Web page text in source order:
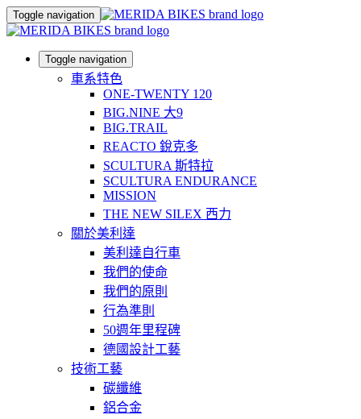
Toggle navigation
Toggle navigation
車系特色
ONE-TWENTY 120
BIG.NINE 大9
BIG.TRAIL
REACTO 銳克多
SCULTURA 斯特拉
SCULTURA ENDURANCE
MISSION
THE NEW SILEX 西力
關於美利達
美利達自行車
我們的使命
我們的原則
行為準則
50週年里程碑
德國設計工藝
技術工藝
碳纖維
鋁合金